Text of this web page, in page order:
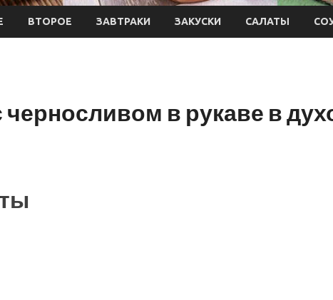
ВТОРОЕ ЗАВТРАКИ ЗАКУСКИ САЛАТЫ
черносливом в рукаве в